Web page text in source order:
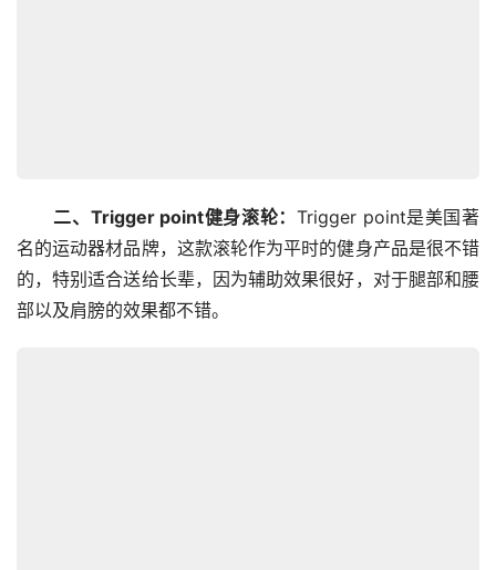
二、Trigger point健身滚轮： Trigger point是美国著
名的运动器材品牌，这款滚轮作为平时的健身产品是很不错
的，特别适合送给长辈，因为辅助效果很好，对于腿部和腰
部以及肩膀的效果都不错。